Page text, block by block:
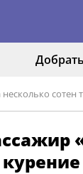
сотен
курение